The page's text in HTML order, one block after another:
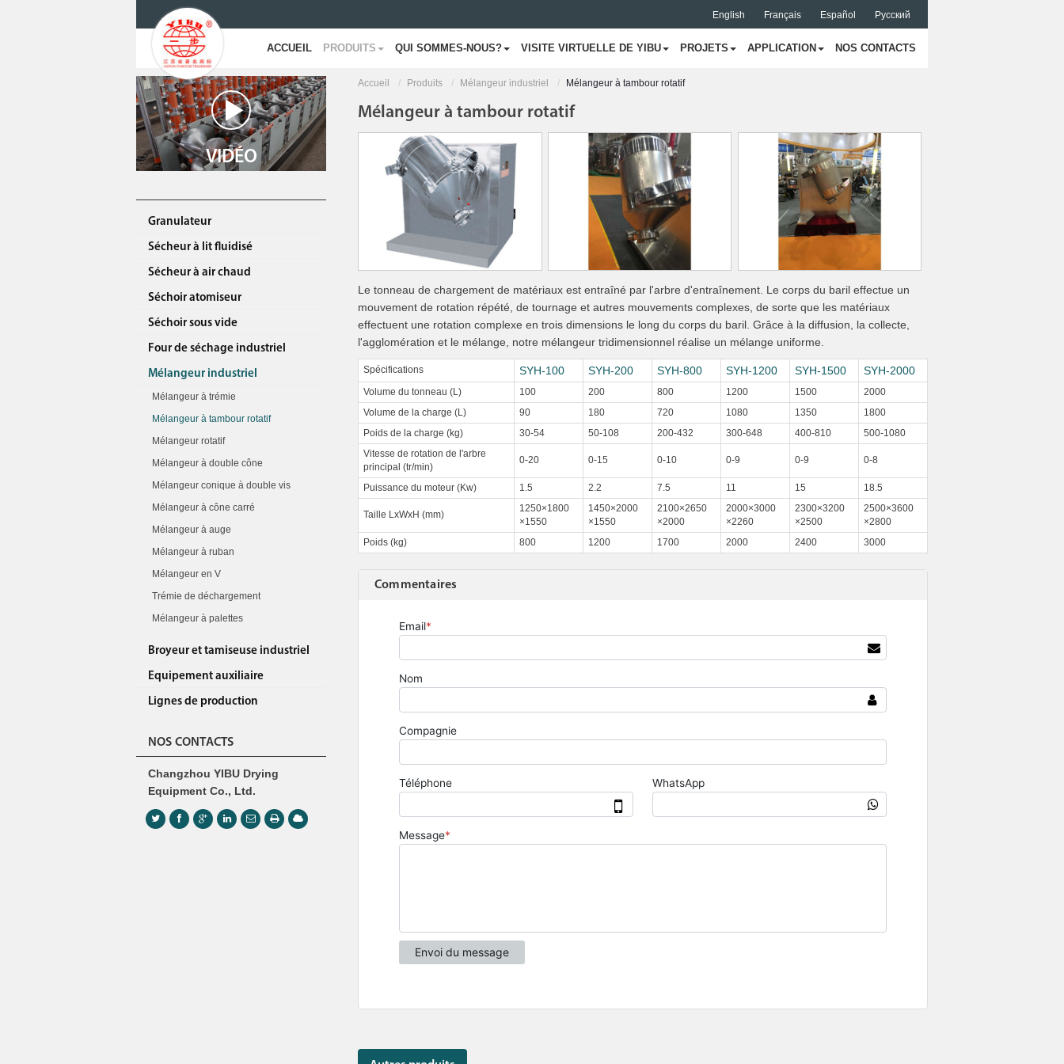
English Français Español Русский
ACCUEIL PRODUITS QUI SOMMES-NOUS? VISITE VIRTUELLE DE YIBU PROJETS APPLICATION NOS CONTACTS
VIDÉO
Accueil Produits Mélangeur industriel Mélangeur à tambour rotatif
Mélangeur à tambour rotatif
Le tonneau de chargement de matériaux est entraîné par l'arbre d'entraînement. Le corps du baril effectue un
mouvement de rotation répété, de tournage et autres mouvements complexes, de sorte que les matériaux
effectuent une rotation complexe en trois dimensions le long du corps du baril. Grâce à la diffusion, la collecte,
l'agglomération et le mélange, notre mélangeur tridimensionnel réalise un mélange uniforme.
Spécifications SYH-100 SYH-200 SYH-800 SYH-1200 SYH-1500 SYH-2000
Volume du tonneau (L) 100 200 800 1200 1500
2000
Volume de la charge (L)
90 180 720 1080 1350
1800
Poids de la charge (kg)
30-54 50-108 200-432 300-648 400-810
500-1080
Vitesse de rotation de l'arbre
principal (tr/min)
0-20 0-15 0-10 0-9 0-9 0-8
Puissance du moteur (Kw) 1.5 2.2 7.5 11 15 18.5
Taille LxWxH (mm)
1250×1800
×1550
1450×2000
×1550
2100×2650
×2000
2000×3000
×2260
2300×3200
×2500
2500×3600
×2800
Poids (kg)
800 1200 1700 2000 2400 3000
Commentaires
Granulateur
Sécheur à lit fluidisé
Sécheur à air chaud
Séchoir atomiseur
Séchoir sous vide
Four de séchage industriel
Mélangeur industriel
Mélangeur à trémie
Mélangeur à tambour rotatif
Mélangeur rotatif
Mélangeur à double cône
Mélangeur conique à double vis
Mélangeur à cône carré
Mélangeur à auge
Mélangeur à ruban
Mélangeur en V
Trémie de déchargement
Mélangeur à palettes
Broyeur et tamiseuse industriel
Equipement auxiliaire
Lignes de production
NOS CONTACTS
Changzhou YIBU Drying
Equipment Co., Ltd.